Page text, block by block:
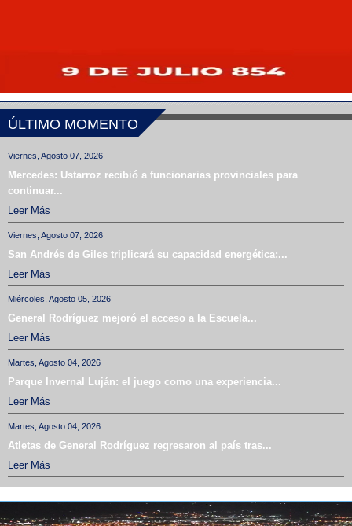
ÚLTIMO MOMENTO
Viernes, Agosto 07, 2026
Mercedes: Ustarroz recibió a funcionarias provinciales para
continuar...
Leer Más
Viernes, Agosto 07, 2026
San Andrés de Giles triplicará su capacidad energética:...
Leer Más
Miércoles, Agosto 05, 2026
General Rodríguez mejoró el acceso a la Escuela...
Leer Más
Martes, Agosto 04, 2026
Parque Invernal Luján: el juego como una experiencia...
Leer Más
Martes, Agosto 04, 2026
Atletas de General Rodríguez regresaron al país tras...
Leer Más